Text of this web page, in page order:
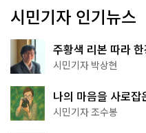
시민기자 인기뉴스
주황색 리본 따라
서울둘레길 15코스
시민기자 박상현
나의 마음을 사로
상작 공개!
시민기자 조수봉